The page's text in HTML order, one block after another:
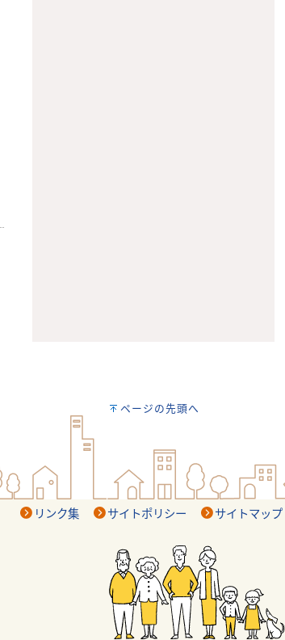
ページの先頭へ
リンク集 サイトポリシー サイトマップ